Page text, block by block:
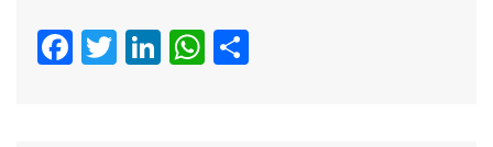
Facebook
TwitterLinkedIn
WhatsApp